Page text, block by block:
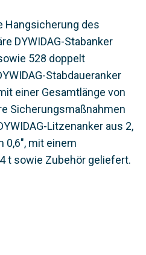
Hangsicherung des
DYWIDAG-Stabanker
528 doppelt
Stabdaueranker
einer Gesamtlänge von
Sicherungsmaßnahmen
Litzenanker aus 2,
0,6", mit einem
t sowie Zubehör geliefert.